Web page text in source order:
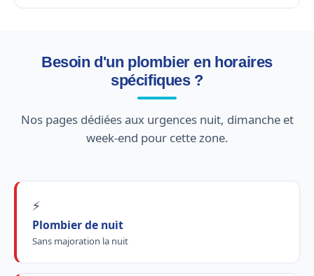
Besoin d'un plombier en horaires
spécifiques ?
Nos pages dédiées aux urgences nuit, dimanche et
week-end pour cette zone.
⚡
Plombier de nuit
Sans majoration la nuit